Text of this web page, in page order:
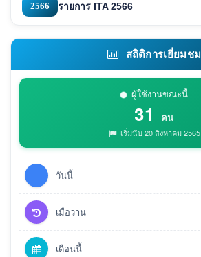
2566 รายการ ITA 2566
สถิติการเยี่ยมชม
ผู้ใช้งานขณะนี้
31 คน
เริ่มนับ 20 สิงหาคม 2565
วันนี้
เมื่อวาน
เดือนนี้